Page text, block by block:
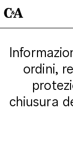
ordini,
chiusura